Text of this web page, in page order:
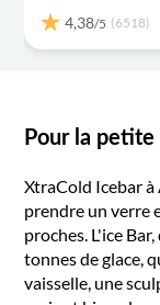
4,38/5 (6518)
Pour la
XtraCold Icebar
prendre un verre
proches. L'ice
tonnes de glace,
vaisselle, une